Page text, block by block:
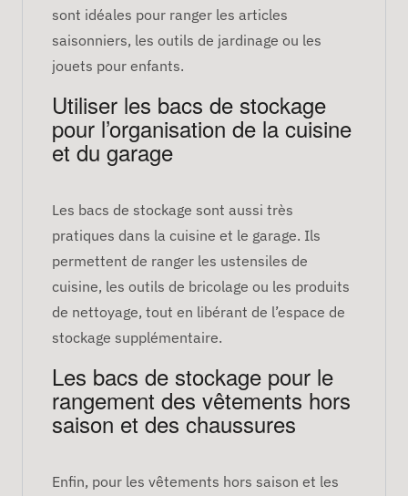
sont idéales pour ranger les articles
saisonniers, les outils de jardinage ou les
jouets pour enfants.
Utiliser les bacs de stockage
pour l’organisation de la cuisine
et du garage
Les bacs de stockage sont aussi très
pratiques dans la cuisine et le garage. Ils
permettent de ranger les ustensiles de
cuisine, les outils de bricolage ou les produits
de nettoyage, tout en libérant de l’espace de
stockage supplémentaire.
Les bacs de stockage pour le
rangement des vêtements hors
saison et des chaussures
Enfin, pour les vêtements hors saison et les